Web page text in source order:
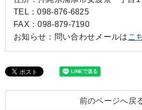
TEL：098-876-6825
FAX：098-879-7190
お知らせ： 問い合わせメールは こ
前のページへ戻